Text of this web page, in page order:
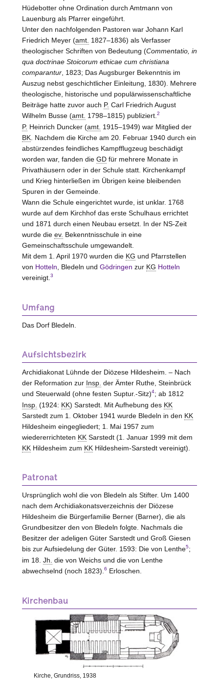
Hüdebotter ohne Ordination durch Amtmann von
Lauenburg als Pfarrer eingeführt.
Unter den nachfolgenden Pastoren war Johann Karl
Friedrich Meyer (amt. 1827–1836) als Verfasser
theologischer Schriften von Bedeutung (Commentatio, in
qua doctrinae Stoicorum ethicae cum christiana
comparantur, 1823; Das Augsburger Bekenntnis im
Auszug nebst geschichtlicher Einleitung, 1830). Mehrere
theologische, historische und populärwissenschaftliche
Beiträge hatte zuvor auch P. Carl Friedrich August
Wilhelm Busse (amt. 1798–1815) publiziert. 2
P. Heinrich Duncker (amt. 1915–1949) war Mitglied der
BK. Nachdem die Kirche am 20. Februar 1940 durch ein
abstürzendes feindliches Kampfflugzeug beschädigt
worden war, fanden die GDfür mehrere Monate in
Privathäusern oder in der Schule statt. Kirchenkampf
und Krieg hinterließen im Übrigen keine bleibenden
Spuren in der Gemeinde.
Wann die Schule eingerichtet wurde, ist unklar. 1768
wurde auf dem Kirchhof das erste Schulhaus errichtet
und 1871 durch einen Neubau ersetzt. In der NS-Zeit
wurde die ev. Bekenntnisschule in eine
Gemeinschaftsschule umgewandelt.
Mit dem 1. April 1970 wurden die KG und Pfarrstellen
von Hotteln , Bledeln und Gödringen zur KG Hotteln
vereinigt. 3
Umfang
Das Dorf Bledeln.
Aufsichtsbezirk
Archidiakonat Lühnde der Diözese Hildesheim. – Nach
der Reformation zur Insp. der Ämter Ruthe, Steinbrück
und Steuerwald (ohne festen Suptur.-Sitz)4; ab 1812
Insp. (1924: KK) Sarstedt. Mit Aufhebung des KK
Sarstedt zum 1. Oktober 1941 wurde Bledeln in den KK
Hildesheim eingegliedert; 1. Mai 1957 zum
wiedererrichteten KKSarstedt (1. Januar 1999 mit dem
KKHildesheim zum KKHildesheim-Sarstedt vereinigt).
Patronat
Ursprünglich wohl die von Bledeln als Stifter. Um 1400
nach dem Archidiakonatsverzeichnis der Diözese
Hildesheim die Bürgerfamilie Berner (Barner), die als
Grundbesitzer den von Bledeln folgte. Nachmals die
Besitzer der adeligen Güter Sarstedt und Groß Giesen
bis zur Aufsiedelung der Güter. 1593: Die von Lenthe5;
im 18. Jh. die von Weichs und die von Lenthe
abwechselnd (noch 1823).6 Erloschen.
Kirchenbau
Kirche, Grundriss, 1938